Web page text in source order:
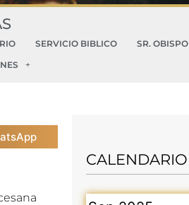
SERVICIO BIBLICO SR. OBISPO
CALENDARIO